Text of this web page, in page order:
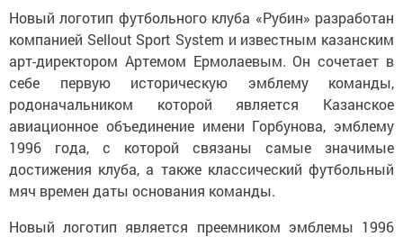
Новый логотип футбольного клуба «Рубин» разработан
компанией Sellout Sport System и известным казанским
арт-директором Артемом Ермолаевым. Он сочетает в
себе первую историческую эмблему команды,
родоначальником которой является Казанское
авиационное объединение имени Горбунова, эмблему
1996 года, с которой связаны самые значимые
достижения клуба, а также классический футбольный
мяч времен даты основания команды.
Новый логотип является преемником эмблемы 1996